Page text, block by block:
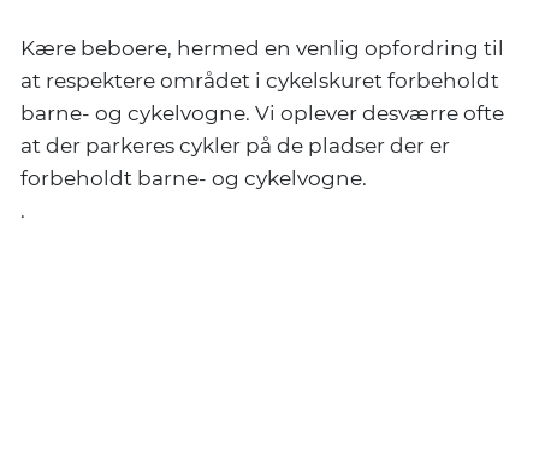
Kære beboere, hermed en venlig opfordring til
at respektere området i cykelskuret forbeholdt
barne- og cykelvogne. Vi oplever desværre ofte
at der parkeres cykler på de pladser der er
forbeholdt barne- og cykelvogne.
.